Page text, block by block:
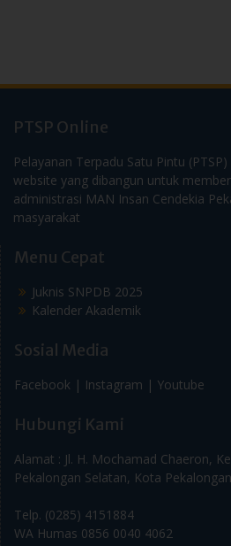
PTSP Online
Pelayanan Terpadu Satu Pintu
website yang dibangun untuk
administrasi MAN Insan Cendekia
masyarakat
Menu Cepat
Juknis SNPDB 2025
Kalender Akademik
Sosial Media
Facebook | Instagram | Youtube
Hubungi Kami
Alamat : Jl. H. Mochamad Chaeron,
Pekalongan Selatan, Kota
Telp. (0285) 4151884
WA Humas 0856 0040 4062